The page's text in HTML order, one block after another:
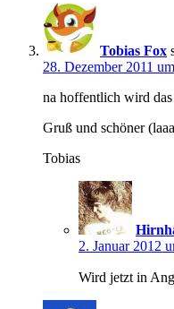
Tobias Fox
28. Dezember 2011
na hoffentlich wird
Gruß und schöner
Tobias
2. Januar 2012
Wird jetzt in